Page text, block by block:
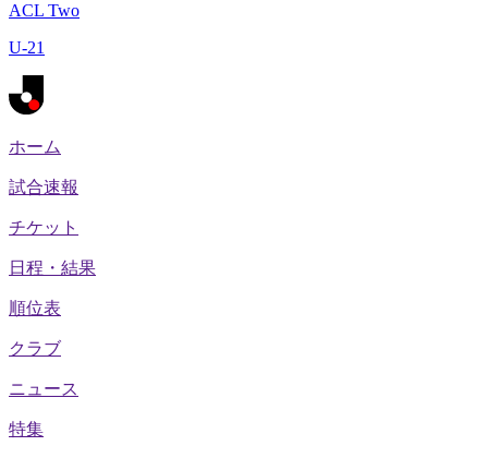
ACL Two
U-21
ホーム
試合速報
チケット
日程・結果
順位表
クラブ
ニュース
特集